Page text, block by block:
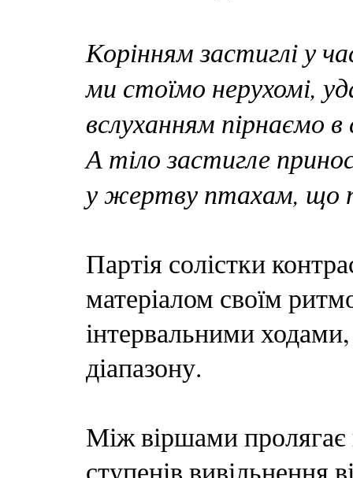
Корінням застиглі у
ми стоїмо нерухомі,
вслуханням пірнаємо
А тіло застигле
у жертву птахам, що
Партія солістки
матеріалом своїм
інтервальними
діапазону.
Між віршами пролягає
ступенів вивільнення